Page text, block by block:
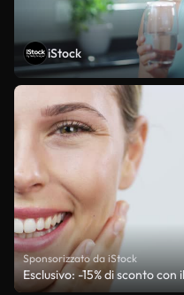
iStock
Sponsorizzato da iStock
Esclusivo: -15% di sconto con